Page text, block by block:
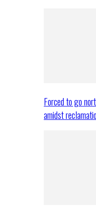
Forced to go
amidst